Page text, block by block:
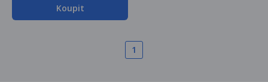
Koupit
1